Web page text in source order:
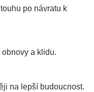
po návratu k
a klidu.
na lepší budoucnost.